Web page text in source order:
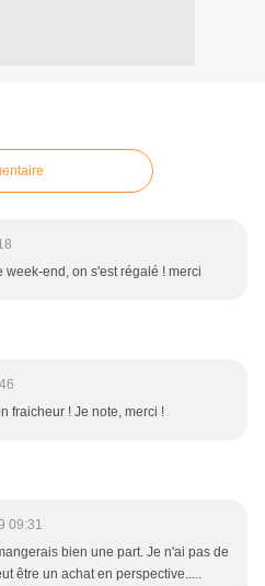
week-end, on s'est régalé ! merci
fraicheur ! Je note, merci !
09:31
bien une part. Je n'ai pas de
être un achat en perspective.....